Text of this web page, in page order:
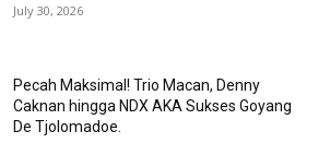
July 30, 2026
Pecah Maksimal! Trio Macan, Denny
Caknan hingga NDX AKA Sukses Goyang
De Tjolomadoe.